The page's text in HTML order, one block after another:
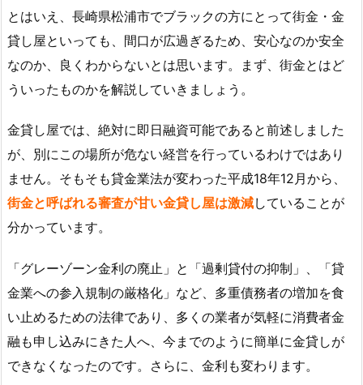
とはいえ、長崎県松浦市でブラックの方にとって街金・金
貸し屋といっても、間口が広過ぎるため、安心なのか安全
なのか、良くわからないとは思います。まず、街金とはど
ういったものかを解説していきましょう。
金貸し屋では、絶対に即日融資可能であると前述しました
が、別にこの場所が危ない経営を行っているわけではあり
ません。そもそも貸金業法が変わった平成18年12月から、
街金と呼ばれる審査が甘い金貸し屋は激減していることが
分かっています。
「グレーゾーン金利の廃止」と「過剰貸付の抑制」、「貸
金業への参入規制の厳格化」など、多重債務者の増加を食
い止めるための法律であり、多くの業者が気軽に消費者金
融も申し込みにきた人へ、今までのように簡単に金貸しが
できなくなったのです。さらに、金利も変わります。